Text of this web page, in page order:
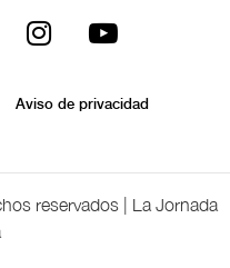
Aviso de privacidad
reservados | La Jornada